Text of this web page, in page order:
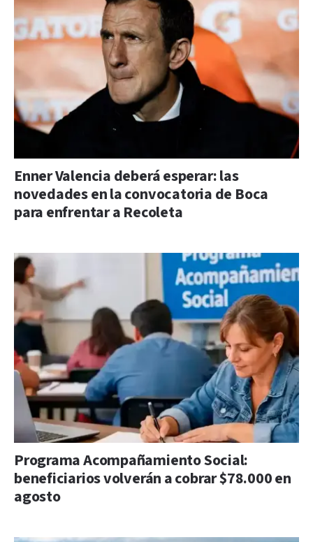
Enner Valencia deberá esperar: las
novedades en la convocatoria de Boca
para enfrentar a Recoleta
Programa Acompañamiento Social:
beneficiarios volverán a cobrar $78.000 en
agosto